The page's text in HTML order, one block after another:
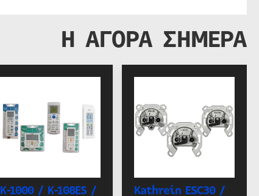
Η ΑΓΟΡΑ ΣΗΜΕΡΑ
K-1000 / K-108ES / Kathrein ESC30 /